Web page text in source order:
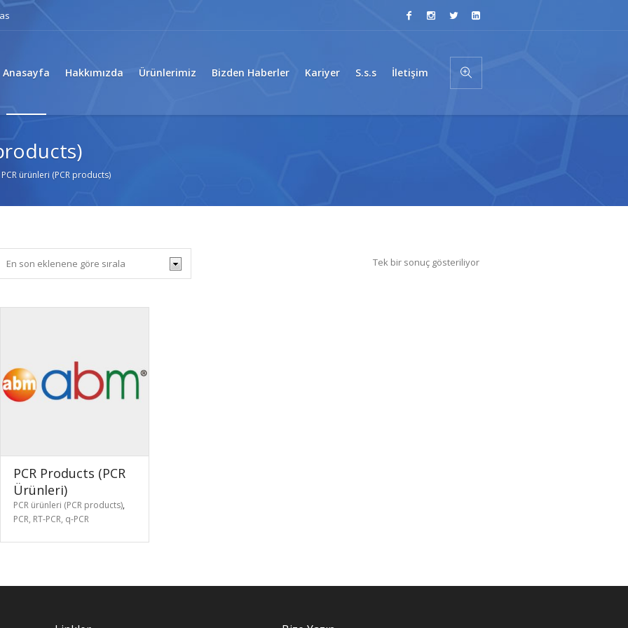
Anasayfa Hakkımızda Ürünlerimiz Bizden Haberler Kariyer S.s.s İletişim
ürünleri (PCR products)
Tek bir sonuç gösteriliyor
PCR Products (PCR
Ürünleri)
PCR ürünleri (PCR products),
PCR, RT-PCR, q-PCR